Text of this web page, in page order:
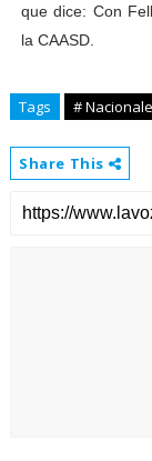
que dice: Con
la CAASD.
Tags #
Share This